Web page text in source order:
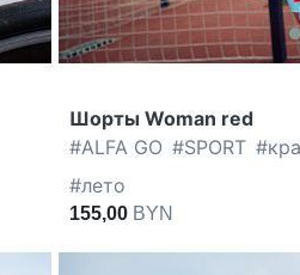
Шорты Woman red
#ALFA GO #SPORT #
#лето
155,00 BYN